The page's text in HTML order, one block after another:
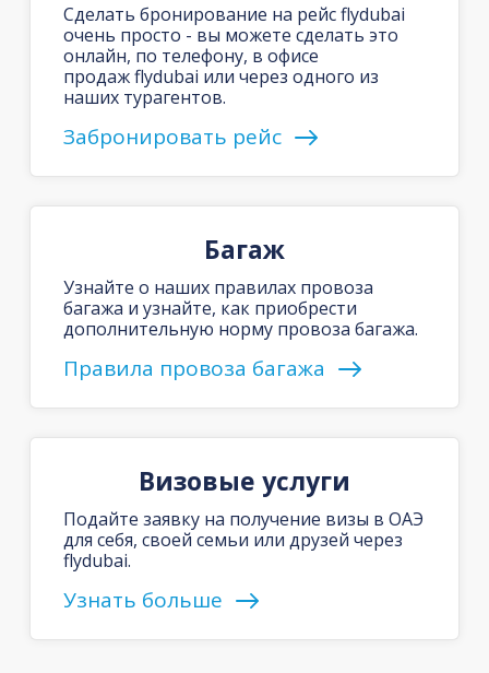
Сделать бронирование на рейс flydubai
очень просто - вы можете сделать это
онлайн, по телефону, в офисе
продаж flydubai или через одного из
наших турагентов.
Забронировать рейс
Багаж
Узнайте о наших правилах провоза
багажа и узнайте, как приобрести
дополнительную норму провоза багажа.
Правила провоза багажа
Визовые услуги
Подайте заявку на получение визы в ОАЭ
для себя, своей семьи или друзей через
flydubai.
Узнать больше